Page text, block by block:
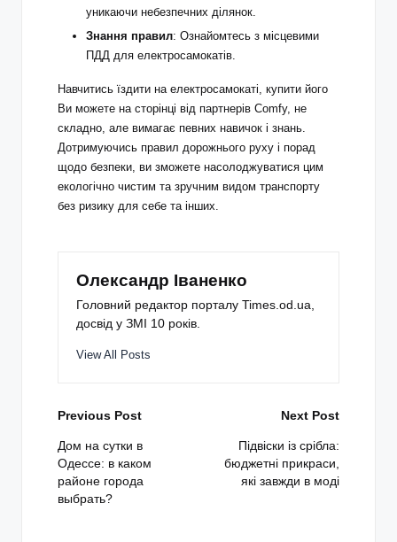
уникаючи небезпечних ділянок.
Знання правил: Ознайомтесь з місцевими
ПДД для електросамокатів.
Навчитись їздити на електросамокаті, купити його
Ви можете на сторінці від партнерів Comfy, не
складно, але вимагає певних навичок і знань.
Дотримуючись правил дорожнього руху і порад
щодо безпеки, ви зможете насолоджуватися цим
екологічно чистим та зручним видом транспорту
без ризику для себе та інших.
Олександр Іваненко
Головний редактор порталу Times.od.ua,
досвід у ЗМІ 10 років.
View All Posts
Post
navigation
Previous Post
Дом на сутки в
Одессе: в каком
районе города
выбрать?
Next Post
Підвіски із срібла:
бюджетні прикраси,
які завжди в моді